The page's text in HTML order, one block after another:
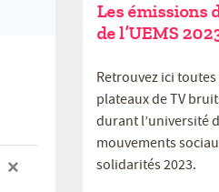
×
Les émissions
de l’UEMS
Retrouvez ici
plateaux de TV
durant l’université
mouvements
solidarités 2023.